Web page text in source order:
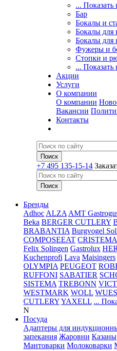
... Показать
Бар
Бокалы и
Бокалы для
Бокалы для
Фужеры и
Стопки и
... Показать
Акции
Услуги
О компании
О компании
Вакансии
Контакты
+7 495 135-15-14
Бренды
Adhoc ALZA AMT
Beka BERGER CUTLERY
BRABANTIA Burgvogel
COMPOSEEAT CRISTEMA
Felix Solingen Gastrolux
Kuchenprofi Lava Maisingers
OLYMPIA PEUGEOT
RUFFONI SABATIER
SISTEMA TREBONN
WESTMARK WOLL
CUTLERYYAXELL ...
N
Посуда
Адаптеры для
запекания Жаровни Казаны
Мантоварки Молоковарки